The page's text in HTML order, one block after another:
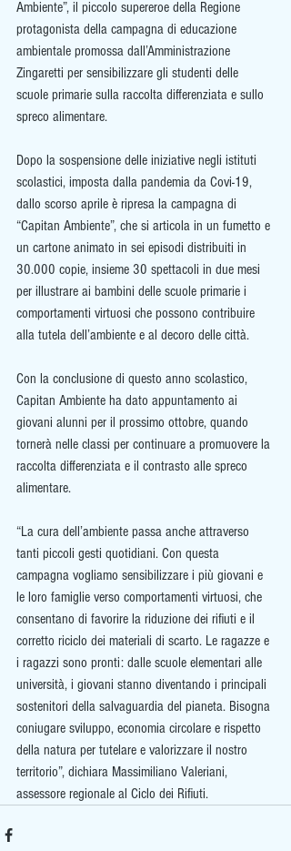
Ambiente”, il piccolo supereroe della Regione
protagonista della campagna di educazione
ambientale promossa dall’Amministrazione
Zingaretti per sensibilizzare gli studenti delle
scuole primarie sulla raccolta differenziata e sullo
spreco alimentare.
Dopo la sospensione delle iniziative negli istituti
scolastici, imposta dalla pandemia da Covi-19,
dallo scorso aprile è ripresa la campagna di
“Capitan Ambiente”, che si articola in un fumetto e
un cartone animato in sei episodi distribuiti in
30.000 copie, insieme 30 spettacoli in due mesi
per illustrare ai bambini delle scuole primarie i
comportamenti virtuosi che possono contribuire
alla tutela dell’ambiente e al decoro delle città.
Con la conclusione di questo anno scolastico,
Capitan Ambiente ha dato appuntamento ai
giovani alunni per il prossimo ottobre, quando
tornerà nelle classi per continuare a promuovere la
raccolta differenziata e il contrasto alle spreco
alimentare.
“La cura dell’ambiente passa anche attraverso
tanti piccoli gesti quotidiani. Con questa
campagna vogliamo sensibilizzare i più giovani e
le loro famiglie verso comportamenti virtuosi, che
consentano di favorire la riduzione dei rifiuti e il
corretto riciclo dei materiali di scarto. Le ragazze e
i ragazzi sono pronti: dalle scuole elementari alle
università, i giovani stanno diventando i principali
sostenitori della salvaguardia del pianeta. Bisogna
coniugare sviluppo, economia circolare e rispetto
della natura per tutelare e valorizzare il nostro
territorio”, dichiara Massimiliano Valeriani,
assessore regionale al Ciclo dei Rifiuti.